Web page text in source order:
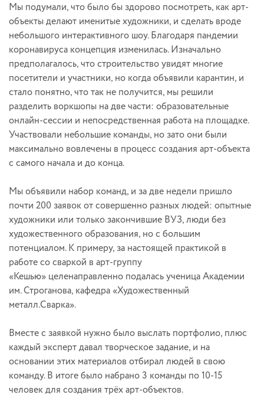
Мы подумали, что было бы здорово посмотреть, как арт-
объекты делают именитые художники, и сделать вроде
небольшого интерактивного шоу. Благодаря пандемии
коронавируса концепция изменилась. Изначально
предполагалось, что строительство увидят многие
посетители и участники, но когда объявили карантин, и
стало понятно, что так не получится, мы решили
разделить воркшопы на две части: образовательные
онлайн-сессии и непосредственная работа на площадке.
Участвовали небольшие команды, но зато они были
максимально вовлечены в процесс создания арт-объекта
с самого начала и до конца.
Мы объявили набор команд, и за две недели пришло
почти 200 заявок от совершенно разных людей: опытные
художники или только закончившие ВУЗ, люди без
художественного образования, но с большим
потенциалом. К примеру, за настоящей практикой в
работе со сваркой в арт-группу
«Кешью» целенаправленно подалась ученица Академии
им. Строганова, кафедра «Художественный
металл.Сварка».
Вместе с заявкой нужно было выслать портфолио, плюс
каждый эксперт давал творческое задание, и на
основании этих материалов отбирал людей в свою
команду. В итоге было набрано 3 команды по 10-15
человек для создания трёх арт-объектов.